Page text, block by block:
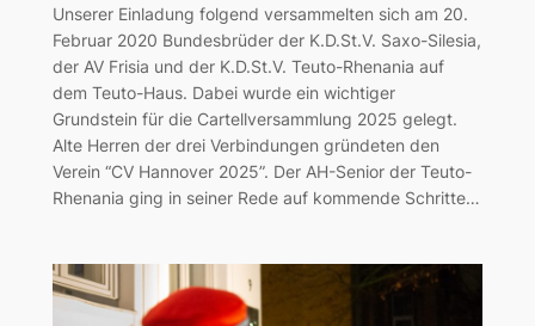
Unserer Einladung folgend versammelten sich am 20.
Februar 2020 Bundesbrüder der K.D.St.V. Saxo-Silesia,
der AV Frisia und der K.D.St.V. Teuto-Rhenania auf
dem Teuto-Haus. Dabei wurde ein wichtiger
Grundstein für die Cartellversammlung 2025 gelegt.
Alte Herren der drei Verbindungen gründeten den
Verein “CV Hannover 2025”. Der AH-Senior der Teuto-
Rhenania ging in seiner Rede auf kommende Schritte…